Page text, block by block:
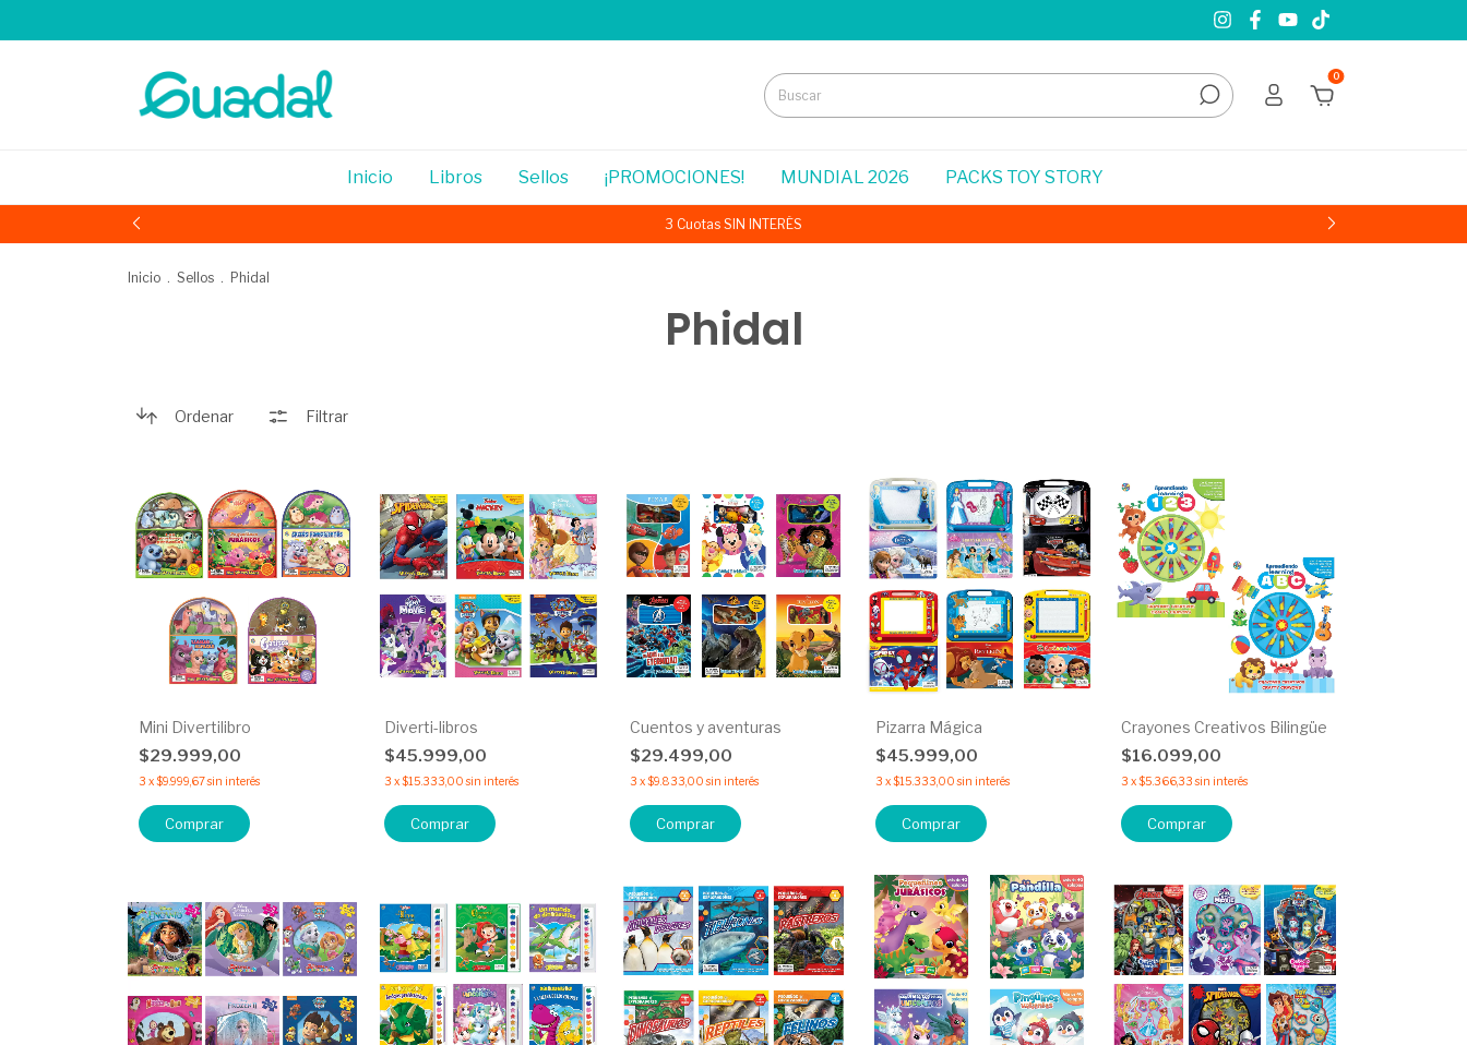
0
Inicio Libros Sellos ¡PROMOCIONES! MUNDIAL 2026 PACKS TOY STORY
3 Cuotas SIN INTERÉS
Inicio . Sellos . Phidal
Phidal
Ordenar Filtrar
Mini Divertilibro
$29.999,00
3 x$9.999,67sin interés
Comprar
Diverti-libros
$45.999,00
3 x$15.333,00 sin interés
Comprar
Cuentos y aventuras
$29.499,00
3 x$9.833,00 sin interés
Comprar
Pizarra Mágica
$45.999,00
3 x$15.333,00 sin interés
Comprar
Crayones Creativos Bilingüe
$16.099,00
3 x$5.366,33 sin interés
Comprar